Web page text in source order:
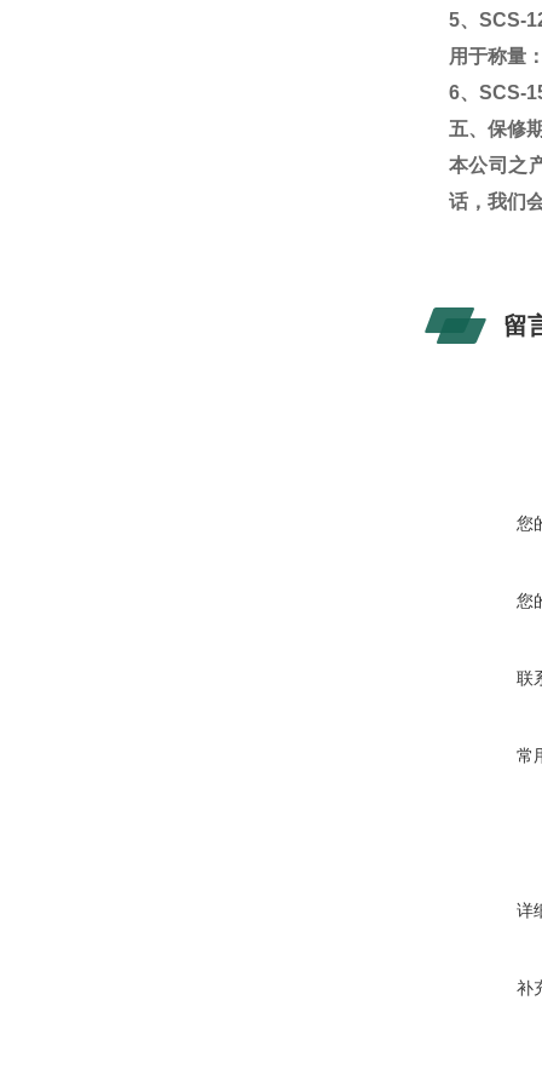
5、SCS-
用于称量
6、SCS-
五、保修
本公司之
话，我们
留
您
您
联
常
详
补